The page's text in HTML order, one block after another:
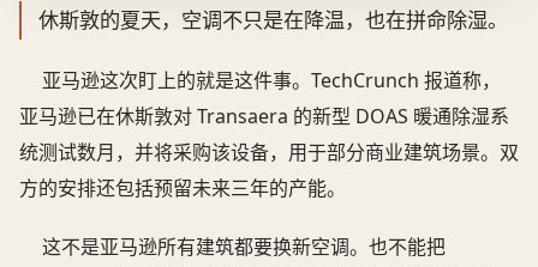
休斯敦的夏天，空调不只是在降温，也在拼命除湿。
亚马逊这次盯上的就是这件事。TechCrunch 报道称，
亚马逊已在休斯敦对 Transaera 的新型 DOAS 暖通除湿系
统测试数月，并将采购该设备，用于部分商业建筑场景。双
方的安排还包括预留未来三年的产能。
这不是亚马逊所有建筑都要换新空调。也不能把